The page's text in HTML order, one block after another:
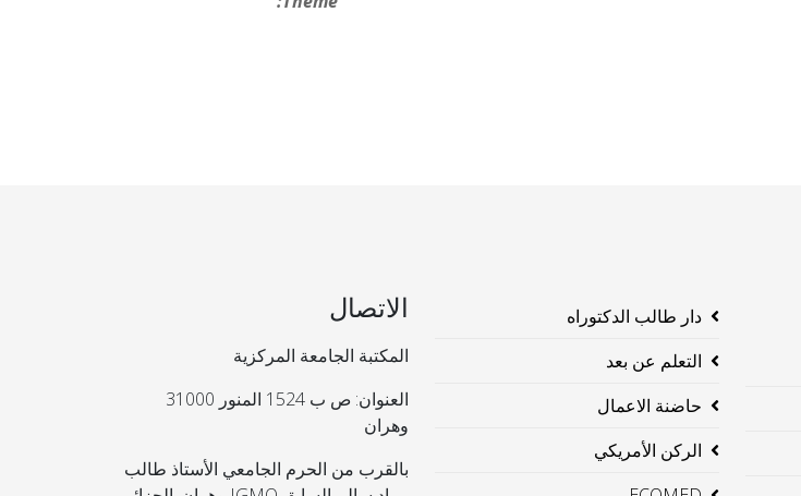
دار طالب الدكتوراه
التعلم عن بعد
حاضنة الاعمال
الركن الأمريكي
الاتصال
المكتبة الجامعة المركزية
العنوان: ص ب 1524 المنور 31000
وهران
بالقرب من الحرم الجامعي الأستاذ طالب